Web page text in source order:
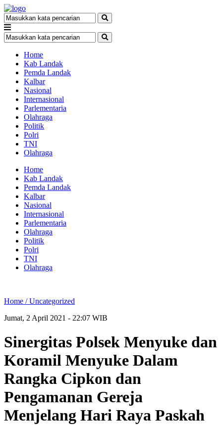
Home
Kab Landak
Pemda Landak
Kalbar
Nasional
Internasional
Parlementaria
Olahraga
Politik
Polri
TNI
Olahraga
Home
Kab Landak
Pemda Landak
Kalbar
Nasional
Internasional
Parlementaria
Olahraga
Politik
Polri
TNI
Olahraga
Home /Uncategorized
Jumat, 2 April 2021 - 22:07 WIB
Sinergitas Polsek Menyuke dan
Koramil Menyuke Dalam
Rangka Cipkon dan
Pengamanan Gereja
Menjelang Hari Raya Paskah